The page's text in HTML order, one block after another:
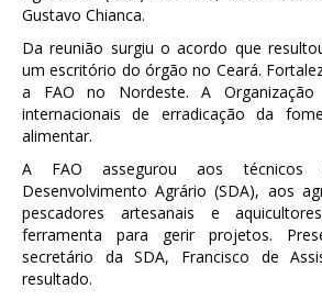
Gustavo Chianca.
Da reunião surgiu o acordo que
um escritório do órgão no Ceará.
a FAO no Nordeste. A
internacionais de erradicação da
alimentar.
A FAO assegurou aos técnicos
Desenvolvimento Agrário (SDA), aos
pescadores artesanais e
ferramenta para gerir projetos.
secretário da SDA, Francisco de
resultado.